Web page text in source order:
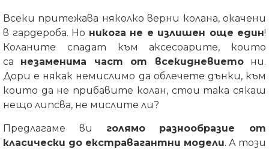
Всеки притежава няколко верни колана, окачени
в гардероба. Но никога не е излишен още един!
Коланите спадат към аксесоарите, които
са незаменима част от всекидневиетони.
Дори е някак немислимо да облечете дънки, към
които да не прибавите колан, стои така сякаш
нещо липсва, не мислите ли?
Предлагаме ви голямо разнообразие от
класически до екстравагантни модели. А този